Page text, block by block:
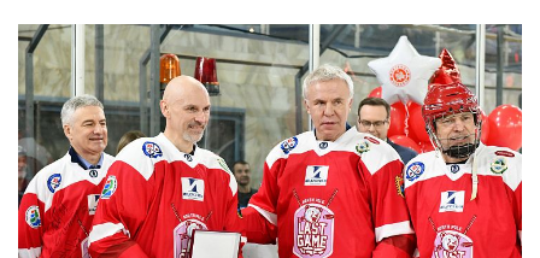
Москва и МО (14)
Нижегородская область (1)
Новосибирская область (3)
Омская область (5)
Республика Башкортостан (3)
Республика Крым (1)
Республика Татарстан (2)